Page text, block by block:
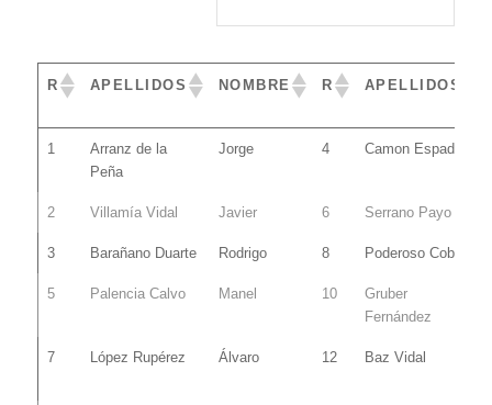
R APELLIDOS NOMBRE R APELLIDOS
R APELLIDOS NOMBRE R APELLIDOS
1
Arranz de la
Peña
Jorge 4 Camon Espada
2 Villamía Vidal Javier 6 Serrano Payo
3 Barañano Duarte Rodrigo 8 Poderoso Cobo
5 Palencia Calvo Manel 10
Gruber
Fernández
7 López Rupérez Álvaro 12 Baz Vidal